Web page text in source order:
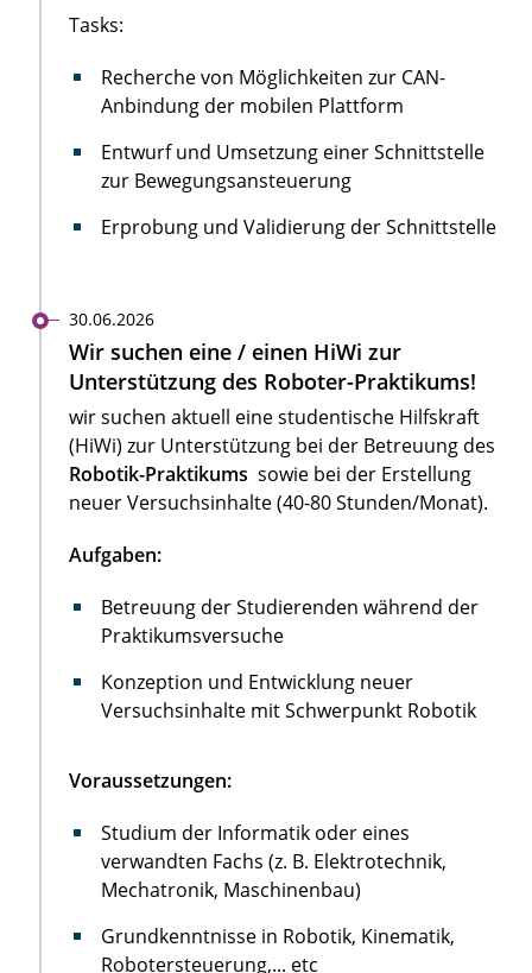
Tasks:
Recherche von Möglichkeiten zur CAN-
Anbindung der mobilen Plattform
Entwurf und Umsetzung einer Schnittstelle
zur Bewegungsansteuerung
Erprobung und Validierung der Schnittstelle
30.06.2026
Wir suchen eine / einen HiWi zur
Unterstützung des Roboter-Praktikums!
wir suchen aktuell eine studentische Hilfskraft
(HiWi) zur Unterstützung bei der Betreuung des
Robotik-Praktikums sowie bei der Erstellung
neuer Versuchsinhalte (40-80 Stunden/Monat).
Aufgaben:
Betreuung der Studierenden während der
Praktikumsversuche
Konzeption und Entwicklung neuer
Versuchsinhalte mit Schwerpunkt Robotik
Voraussetzungen:
Studium der Informatik oder eines
verwandten Fachs (z. B. Elektrotechnik,
Mechatronik, Maschinenbau)
Grundkenntnisse in Robotik, Kinematik,
Robotersteuerung,... etc